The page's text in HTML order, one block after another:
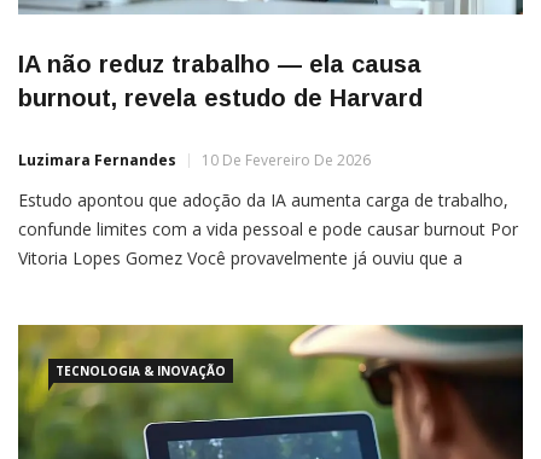
IA não reduz trabalho — ela causa
burnout, revela estudo de Harvard
Luzimara Fernandes 10 De Fevereiro De 2026
Estudo apontou que adoção da IA aumenta carga de trabalho,
confunde limites com a vida pessoal e pode causar burnout Por
Vitoria Lopes Gomez Você provavelmente já ouviu que a
recente conduzido por pesquisadores da Universidade da […]
TECNOLOGIA & INOVAÇÃO